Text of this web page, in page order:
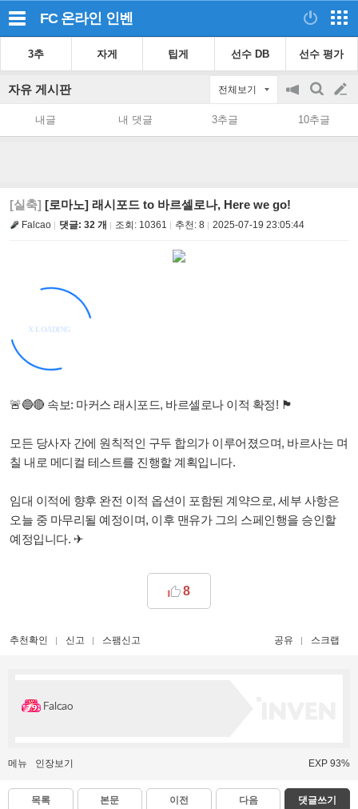
FC 온라인 인벤
3추 자게 팁게 선수 DB 선수 평가
자유 게시판 전체보기
공
지
on/off
검
색
글
쓰
내글 내 댓글 3추글 10추글
[실축] [로마노] 래시포드 to 바르셀로나, Here we go!
Falcao 댓글: 32 개 조회: 10361 추천: 8 2025-07-19 23:05:44
X LOADING
🚨🔵🔴 속보: 마커스 래시포드, 바르셀로나 이적 확정! 🏴
모든 당사자 간에 원칙적인 구두 합의가 이루어졌으며, 바르사는 며
칠 내로 메디컬 테스트를 진행할 계획입니다.
임대 이적에 향후 완전 이적 옵션이 포함된 계약으로, 세부 사항은
오늘 중 마무리될 예정이며, 이후 맨유가 그의 스페인행을 승인할
예정입니다. ✈
8
추천확인 신고 스팸신고 공유 스크랩
Falcao
메뉴 인장보기 EXP 93%
목록 본문 이전 다음 댓글쓰기